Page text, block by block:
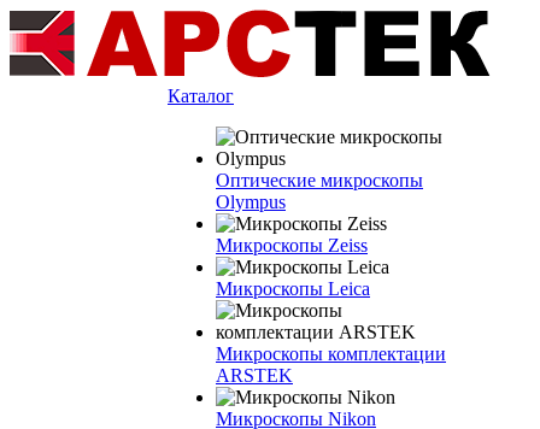
Каталог
Оптические микроскопы
Olympus
Микроскопы Zeiss
Микроскопы Leica
Микроскопы комплектации
ARSTEK
Микроскопы Nikon